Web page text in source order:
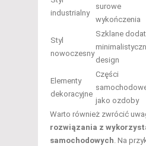
industrialny
surowe
wykończenia
Styl
nowoczesny
Szklane
design
Elementy
dekoracyjne
Części
jako ozdoby
Warto również zwrócić
rozwiązania z
samochodowych. Na